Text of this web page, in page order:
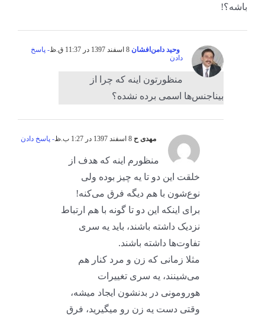
باشه؟!
وحید دامن‌افشان
- پاسخ
دادن
منظورتون اینه که چرا از
بیناجنس‌ها اسمی برده نشده؟
مهدی ح - پاسخ دادن
منظورم اینه که هدف از
خلقت این دو تا یه چیز بوده ولی
نوع‌شون با هم دیگه فرق می‌کنه!
برای اینکه این دو تا گونه با هم ارتباط
نزدیک داشته باشند، باید یه سری
تفاوت‌ها داشته باشند.
مثلا زمانی که زن و مرد کنار هم
می‌شینند، یه سری تغییرات
هورومونی در بدنشون ایجاد میشه،
وقتی دست یه زن رو میگیرید، فرق